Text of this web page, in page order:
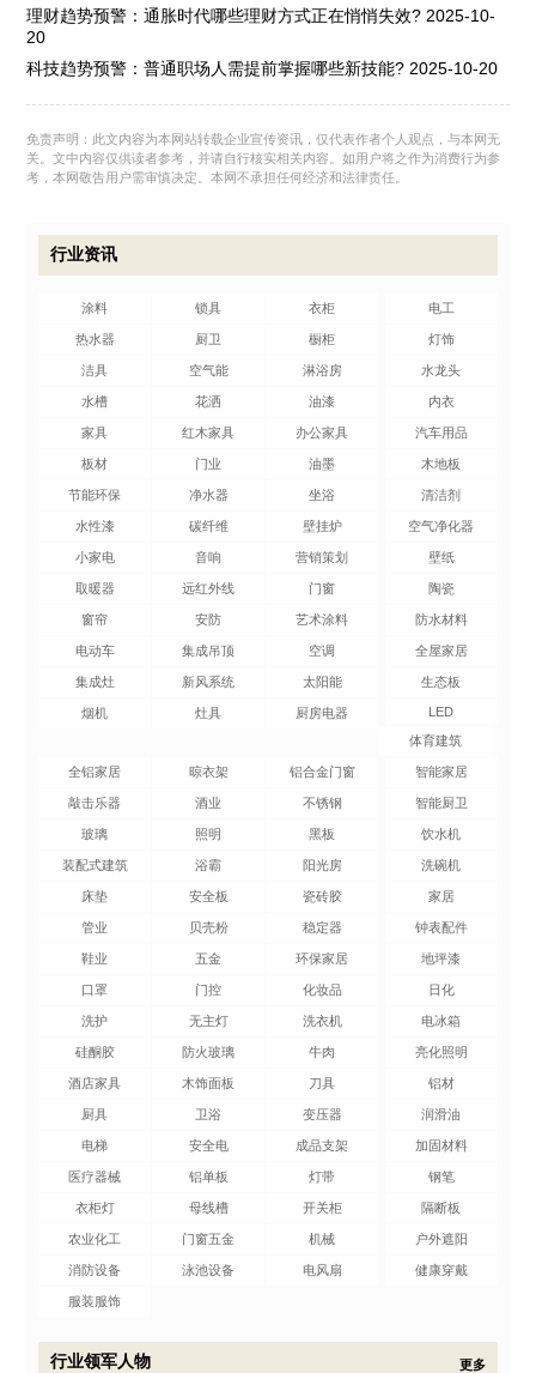
理财趋势预警：通胀时代哪些理财方式正在悄悄失效? 2025-10-
20
科技趋势预警：普通职场人需提前掌握哪些新技能? 2025-10-20
免责声明：此文内容为本网站转载企业宣传资讯，仅代表作者个人观点，与本网无
关。文中内容仅供读者参考，并请自行核实相关内容。如用户将之作为消费行为参
考，本网敬告用户需审慎决定。本网不承担任何经济和法律责任。
行业资讯
涂料 锁具 衣柜 电工
热水器 厨卫 橱柜 灯饰
洁具 空气能 淋浴房 水龙头
水槽 花洒 油漆 内衣
家具 红木家具 办公家具 汽车用品
板材 门业 油墨 木地板
节能环保 净水器 坐浴 清洁剂
水性漆 碳纤维 壁挂炉 空气净化器
小家电 音响 营销策划 壁纸
取暖器 远红外线 门窗 陶瓷
窗帘 安防 艺术涂料 防水材料
电动车 集成吊顶 空调 全屋家居
集成灶 新风系统 太阳能 生态板
烟机 灶具 厨房电器
LED
体育建筑
全铝家居 晾衣架 智能家居
铝合金门窗
敲击乐器 酒业 智能厨卫
不锈钢
玻璃 照明 饮水机
黑板
装配式建筑 浴霸 洗碗机
阳光房
床垫 安全板 家居
瓷砖胶
管业 贝壳粉 钟表配件
稳定器
鞋业 五金 地坪漆
环保家居
口罩 门控 日化
化妆品
洗护 无主灯 电冰箱
洗衣机
硅酮胶 防火玻璃 亮化照明
牛肉
酒店家具 木饰面板 铝材
刀具
厨具 卫浴 润滑油
变压器
电梯 安全电 加固材料
成品支架
医疗器械 铝单板 钢笔
灯带
衣柜灯 母线槽 隔断板
开关柜
农业化工 门窗五金 户外遮阳
机械
消防设备 泳池设备 健康穿戴
电风扇
服装服饰
行业领军人物 更多